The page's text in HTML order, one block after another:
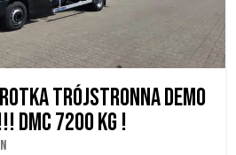
TRÓJSTRONNA DEMO
DMC 7200 KG !